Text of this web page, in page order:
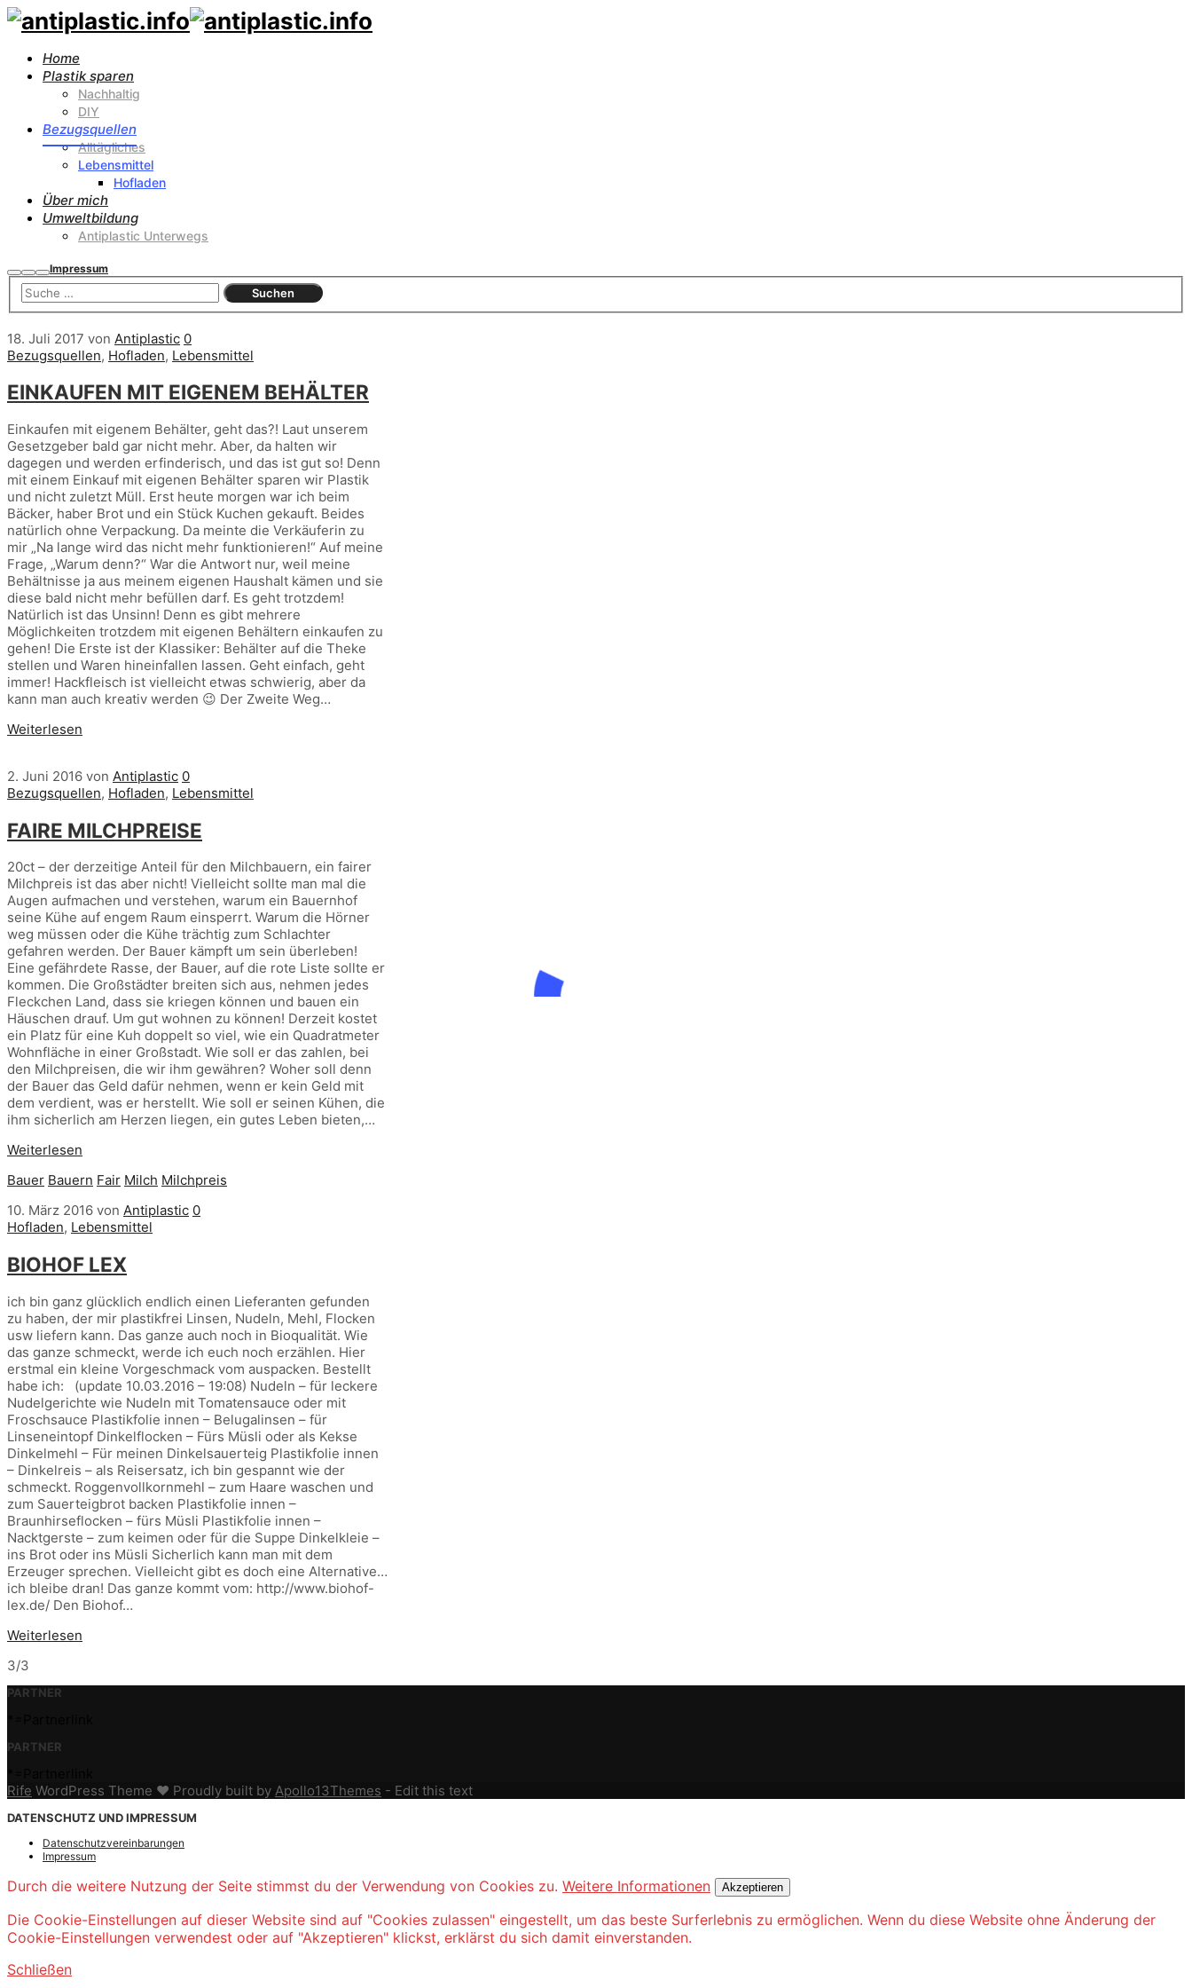
Home
Plastik sparen
Nachhaltig
DIY
Bezugsquellen
Alltägliches
Lebensmittel
Hofladen
Über mich
Umweltbildung
Antiplastic Unterwegs
Suchen
Mehr
Info
Hauptmenü
Impressum
18. Juli 2017 von Antiplastic 0
Bezugsquellen, Hofladen, Lebensmittel
EINKAUFEN MIT EIGENEM BEHÄLTER
Einkaufen mit eigenem Behälter, geht das?! Laut unserem
Gesetzgeber bald gar nicht mehr. Aber, da halten wir
dagegen und werden erfinderisch, und das ist gut so! Denn
mit einem Einkauf mit eigenen Behälter sparen wir Plastik
und nicht zuletzt Müll. Erst heute morgen war ich beim
Bäcker, haber Brot und ein Stück Kuchen gekauft. Beides
natürlich ohne Verpackung. Da meinte die Verkäuferin zu
mir „Na lange wird das nicht mehr funktionieren!“ Auf meine
Frage, „Warum denn?“ War die Antwort nur, weil meine
Behältnisse ja aus meinem eigenen Haushalt kämen und sie
diese bald nicht mehr befüllen darf. Es geht trotzdem!
Natürlich ist das Unsinn! Denn es gibt mehrere
Möglichkeiten trotzdem mit eigenen Behältern einkaufen zu
gehen! Die Erste ist der Klassiker: Behälter auf die Theke
stellen und Waren hineinfallen lassen. Geht einfach, geht
immer! Hackfleisch ist vielleicht etwas schwierig, aber da
kann man auch kreativ werden 😉 Der Zweite Weg…
Weiterlesen
2. Juni 2016 von Antiplastic 0
Bezugsquellen, Hofladen, Lebensmittel
FAIRE MILCHPREISE
20ct – der derzeitige Anteil für den Milchbauern, ein fairer
Milchpreis ist das aber nicht! Vielleicht sollte man mal die
Augen aufmachen und verstehen, warum ein Bauernhof
seine Kühe auf engem Raum einsperrt. Warum die Hörner
weg müssen oder die Kühe trächtig zum Schlachter
gefahren werden. Der Bauer kämpft um sein überleben!
Eine gefährdete Rasse, der Bauer, auf die rote Liste sollte er
kommen. Die Großstädter breiten sich aus, nehmen jedes
Fleckchen Land, dass sie kriegen können und bauen ein
Häuschen drauf. Um gut wohnen zu können! Derzeit kostet
ein Platz für eine Kuh doppelt so viel, wie ein Quadratmeter
Wohnfläche in einer Großstadt. Wie soll er das zahlen, bei
den Milchpreisen, die wir ihm gewähren? Woher soll denn
der Bauer das Geld dafür nehmen, wenn er kein Geld mit
dem verdient, was er herstellt. Wie soll er seinen Kühen, die
ihm sicherlich am Herzen liegen, ein gutes Leben bieten,…
Weiterlesen
Bauer Bauern Fair Milch Milchpreis
10. März 2016 von Antiplastic 0
Hofladen, Lebensmittel
BIOHOF LEX
ich bin ganz glücklich endlich einen Lieferanten gefunden
zu haben, der mir plastikfrei Linsen, Nudeln, Mehl, Flocken
usw liefern kann. Das ganze auch noch in Bioqualität. Wie
das ganze schmeckt, werde ich euch noch erzählen. Hier
erstmal ein kleine Vorgeschmack vom auspacken. Bestellt
habe ich: (update 10.03.2016 – 19:08) Nudeln – für leckere
Nudelgerichte wie Nudeln mit Tomatensauce oder mit
Froschsauce Plastikfolie innen – Belugalinsen – für
Linseneintopf Dinkelflocken – Fürs Müsli oder als Kekse
Dinkelmehl – Für meinen Dinkelsauerteig Plastikfolie innen
– Dinkelreis – als Reisersatz, ich bin gespannt wie der
schmeckt. Roggenvollkornmehl – zum Haare waschen und
zum Sauerteigbrot backen Plastikfolie innen –
Braunhirseflocken – fürs Müsli Plastikfolie innen –
Nacktgerste – zum keimen oder für die Suppe Dinkelkleie –
ins Brot oder ins Müsli Sicherlich kann man mit dem
Erzeuger sprechen. Vielleicht gibt es doch eine Alternative…
ich bleibe dran! Das ganze kommt vom: http://www.biohof-
lex.de/ Den Biohof…
Weiterlesen
3/3
PARTNER
PARTNER
Rife WordPress Theme ♥ Proudly built by Apollo13Themes - Edit this text
DATENSCHUTZ UND IMPRESSUM
Datenschutzvereinbarungen
Impressum
Durch die weitere Nutzung der Seite stimmst du der Verwendung von Cookies zu. Weitere Informationen Akzeptieren
Die Cookie-Einstellungen auf dieser Website sind auf "Cookies zulassen" eingestellt, um das beste Surferlebnis zu ermöglichen. Wenn du diese Website ohne Änderung der
Cookie-Einstellungen verwendest oder auf "Akzeptieren" klickst, erklärst du sich damit einverstanden.
Schließen